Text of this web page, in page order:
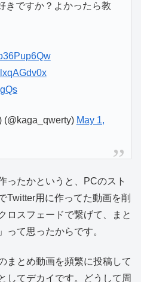
きですか？よかったら教
May 1,
ったかというと、PCのスト
Twitter用に作ってた動画を削
ロスフェードで繋げて、まと
って思ったからです。
まとめ動画を頻繁に投稿して
してデカイです。どうして周